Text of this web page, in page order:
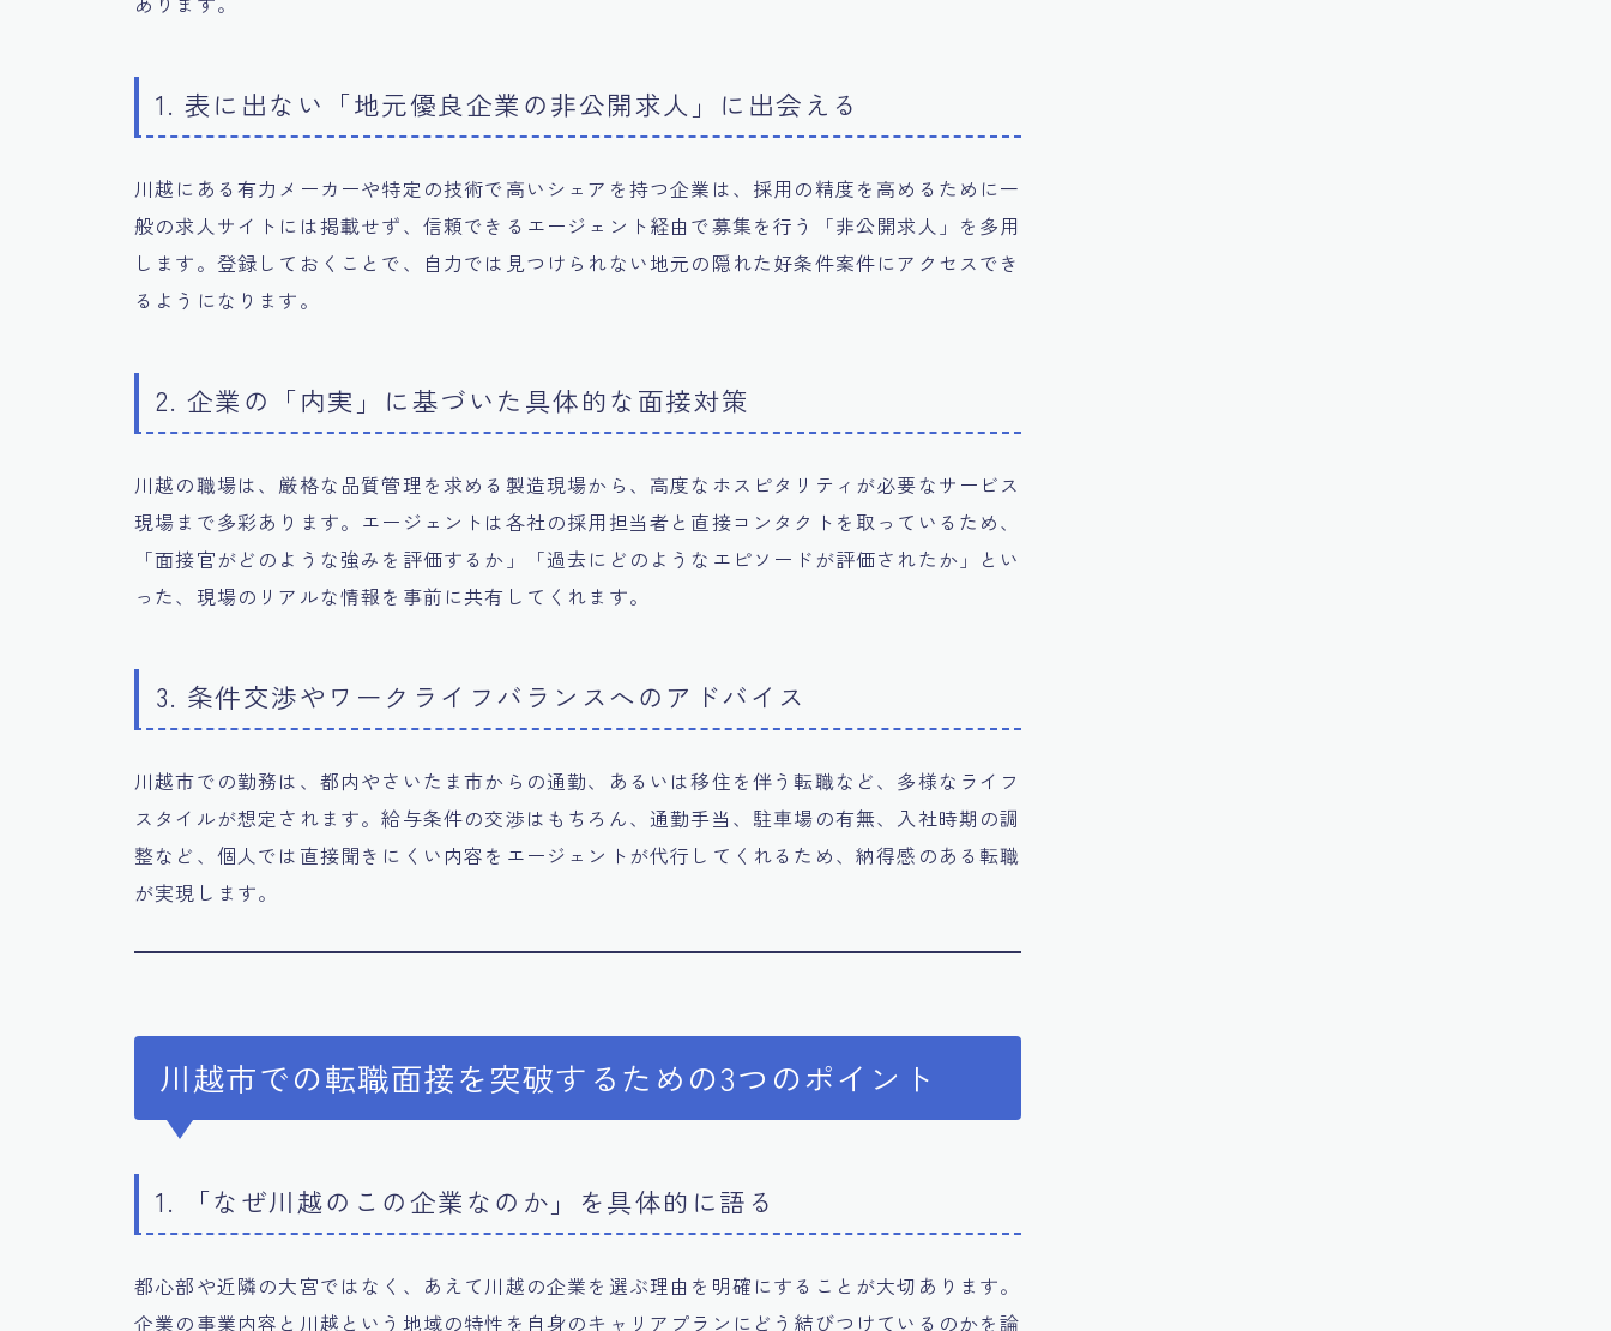
1. 表に出ない「地元優良企業の非公開求人」に出会える
川越にある有力メーカーや特定の技術で高いシェアを持つ企業は、採用の精度を高めるために一
般の求人サイトには掲載せず、信頼できるエージェント経由で募集を行う「非公開求人」を多用
します。登録しておくことで、自力では見つけられない地元の隠れた好条件案件にアクセスでき
るようになります。
2. 企業の「内実」に基づいた具体的な面接対策
川越の職場は、厳格な品質管理を求める製造現場から、高度なホスピタリティが必要なサービス
現場まで多彩あります。エージェントは各社の採用担当者と直接コンタクトを取っているため、
「面接官がどのような強みを評価するか」「過去にどのようなエピソードが評価されたか」とい
った、現場のリアルな情報を事前に共有してくれます。
3. 条件交渉やワークライフバランスへのアドバイス
川越市での勤務は、都内やさいたま市からの通勤、あるいは移住を伴う転職など、多様なライフ
スタイルが想定されます。給与条件の交渉はもちろん、通勤手当、駐車場の有無、入社時期の調
整など、個人では直接聞きにくい内容をエージェントが代行してくれるため、納得感のある転職
が実現します。
川越市での転職面接を突破するための3つのポイント
1. 「なぜ川越のこの企業なのか」を具体的に語る
都心部や近隣の大宮ではなく、あえて川越の企業を選ぶ理由を明確にすることが大切あります。
企業の事業内容と川越という地域の特性を自身のキャリアプランにどう結びつけているのかを論